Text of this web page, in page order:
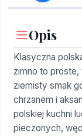
Opis
Klasyczna
zimno to proste,
ziemisty smak
chrzanem i
polskiej kuchni
pieczonych,